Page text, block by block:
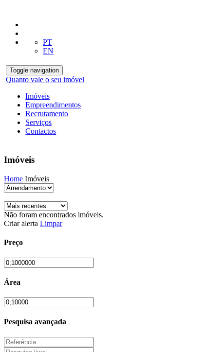
PT
EN
Toggle navigation
Quanto vale o seu imóvel
Imóveis
Empreendimentos
Recrutamento
Serviços
Contactos
Imóveis
Home Imóveis
Não foram encontrados imóveis.
Criar alerta Limpar
Preço
Área
Pesquisa avançada